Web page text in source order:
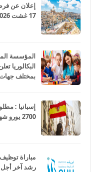
إعلان عن
17 غشت 2026
البكالوريا
بمختلف جهات و
2700 يورو شهريًا
رشد آخر أجل 24 يوليوز